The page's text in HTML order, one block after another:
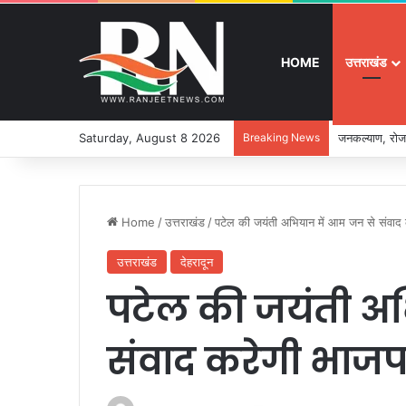
HOME उत्तराखंड
Saturday, August 8 2026 Breaking News जनकल्याण,
Home /उत्तराखंड /पटेल की जयंती अभियान में आम जन से संवाद
उत्तराखंड देहरादून
पटेल की जयंती
संवाद करेगी